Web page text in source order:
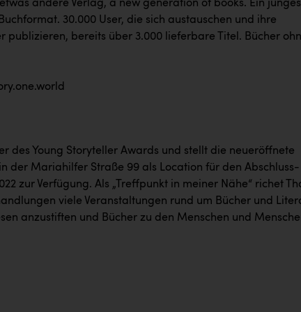
andere Verlag, a new generation of books. Ein junges
30.000 User, die sich austauschen und ihre
publizieren, bereits über 3.000 lieferbare Titel. Bücher
des Young Storyteller Awards und stellt die neueröffnete
der Mariahilfer Straße 99 als Location für den Abschluss-
zur Verfügung. Als „Treffpunkt in meiner Nähe“ richet
viele Veranstaltungen rund um Bücher und
anzustiften und Bücher zu den Menschen und